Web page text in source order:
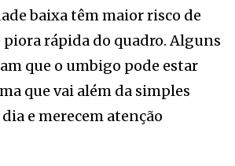
baixa têm maior risco de
piora rápida do quadro. Alguns
que o umbigo pode estar
que vai além da simples
e merecem atenção